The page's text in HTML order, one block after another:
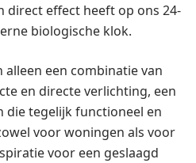
direct effect heeft op ons 24-
biologische klok.
een combinatie van
en directe verlichting, een
tegelijk functioneel en
voor woningen als voor
voor een geslaagd